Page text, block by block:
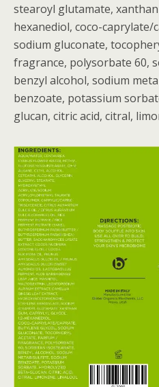
stearoyl glutamate,
hexanediol, coco-
sodium gluconate,
fragrance, polysorbate 60,
benzyl alcohol, sodium
benzoate, potassium
glucan, citric acid, citral,